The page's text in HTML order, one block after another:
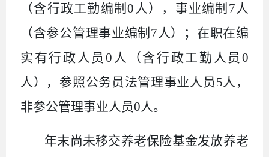
（含行政工勤编制0人），事业编制7人
（含参公管理事业编制7人）；在职在编
实有行政人员0人（含行政工勤人员0
人），参照公务员法管理事业人员5人，
非参公管理事业人员0人。
年末尚未移交养老保险基金发放养老